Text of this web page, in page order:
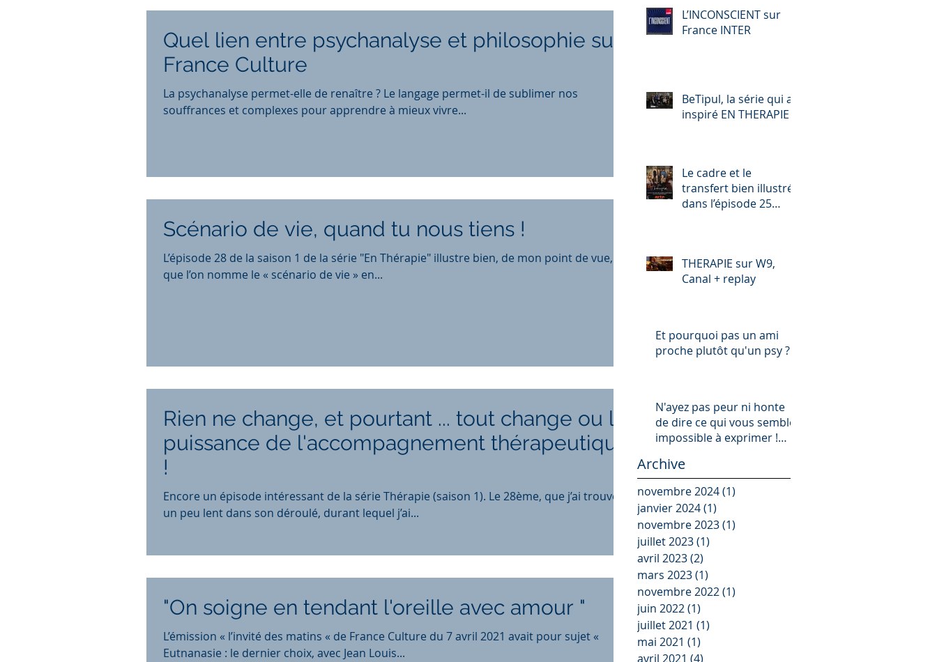
Quel lien entre psychanalyse et philosophie sur
France Culture
La psychanalyse permet-elle de renaître ? Le langage permet-il de sublimer nos
souffrances et complexes pour apprendre à mieux vivre...
Scénario de vie, quand tu nous tiens !
L’épisode 28 de la saison 1 de la série "En Thérapie" illustre bien, de mon point de vue, ce
que l’on nomme le « scénario de vie » en...
Rien ne change, et pourtant ... tout change ou la
puissance de l'accompagnement thérapeutique
!
Encore un épisode intéressant de la série Thérapie (saison 1). Le 28ème, que j’ai trouvé
un peu lent dans son déroulé, durant lequel j’ai...
"On soigne en tendant l'oreille avec amour "
L’émission « l’invité des matins « de France Culture du 7 avril 2021 avait pour sujet «
Eutnanasie : le dernier choix, avec Jean Louis...
! »
L’INCONSCIENT sur
France INTER
BeTipul, la série qui a
inspiré EN THERAPIE
Le cadre et le
transfert bien illustrés
dans l’épisode 25
THERAPIE sur W9,
Canal + replay
Et pourquoi pas un ami
proche plutôt qu'un psy ?
N'ayez pas peur ni honte
de dire ce qui vous semble
impossible à exprimer !
Archive
novembre 2024(1)
janvier 2024(1)
novembre 2023(1)
juillet 2023(1)
avril 2023(2)
mars 2023(1)
novembre 2022(1)
juin 2022(1)
juillet 2021 (1)
mai 2021 (1)
avril 2021 (4)